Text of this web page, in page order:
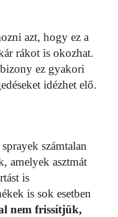
azt, hogy ez a
rákot is okozhat.
ez gyakori
idézhet elő.
számtalan
amelyek asztmát
is
is sok esetben
nem frissítjük,